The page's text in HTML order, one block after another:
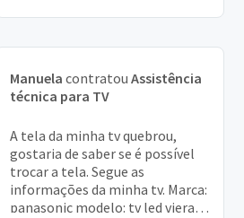
Manuela contratou Assistência
técnica para TV
A tela da minha tv quebrou,
gostaria de saber se é possível
trocar a tela. Segue as
informações da minha tv. Marca:
panasonic modelo: tv led viera